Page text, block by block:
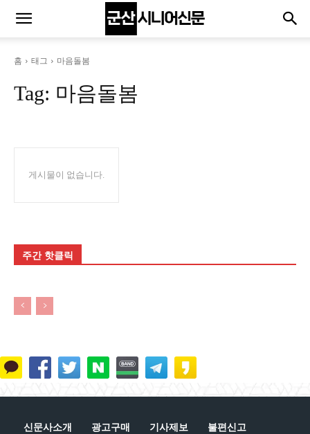
홈 태그 마음돌봄
Tag: 마음돌봄
게시물이 없습니다.
주간 핫클릭
신문사소개 광고구매 기사제보 불편신고